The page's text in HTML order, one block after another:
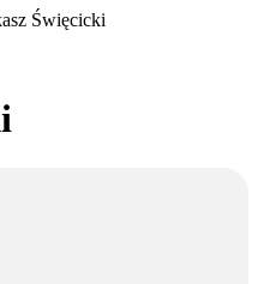
Święcicki